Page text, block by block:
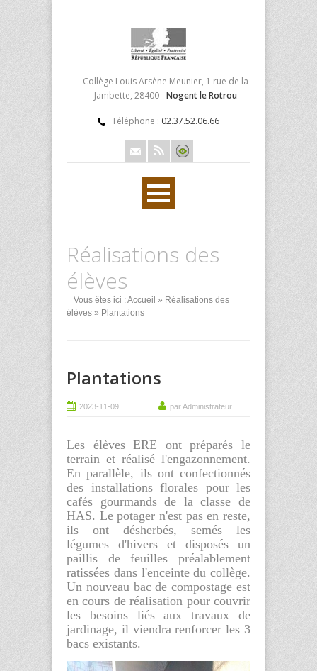
Collège Louis Arsène Meunier, 1 rue de la
Jambette, 28400 -Nogent le Rotrou
Téléphone : 02.37.52.06.66
Réalisations des
élèves
Vous êtes ici :Accueil » Réalisations des
élèves » Plantations
Plantations
2023-11-09 par Administrateur
Les élèves ERE ont préparés le
terrain et réalisé l'engazonnement.
En parallèle, ils ont confectionnés
des installations florales pour les
cafés gourmands de la classe de
HAS. Le potager n'est pas en reste,
ils ont désherbés, semés les
légumes d'hivers et disposés un
paillis de feuilles préalablement
ratissées dans l'enceinte du collège.
Un nouveau bac de compostage est
en cours de réalisation pour couvrir
les besoins liés aux travaux de
jardinage, il viendra renforcer les 3
bacs existants.